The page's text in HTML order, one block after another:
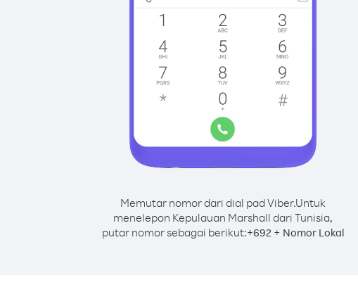
Memutar nomor dari dial pad Viber.Untuk
menelepon Kepulauan Marshall dari Tunisia,
putar nomor sebagai berikut:+692+ Nomor Lokal